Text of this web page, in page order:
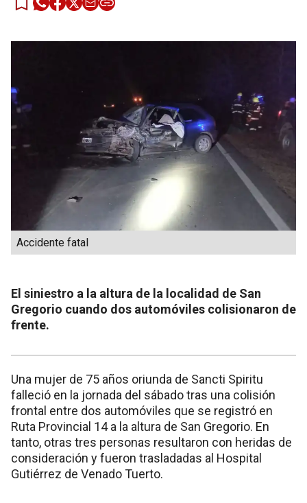
Accidente fatal
El siniestro a la altura de la localidad de San
Gregorio cuando dos automóviles colisionaron de
frente.
Una mujer de 75 años oriunda de Sancti Spiritu
falleció en la jornada del sábado tras una colisión
frontal entre dos automóviles que se registró en
Ruta Provincial 14 a la altura de San Gregorio. En
tanto, otras tres personas resultaron con heridas de
consideración y fueron trasladadas al Hospital
Gutiérrez de Venado Tuerto.